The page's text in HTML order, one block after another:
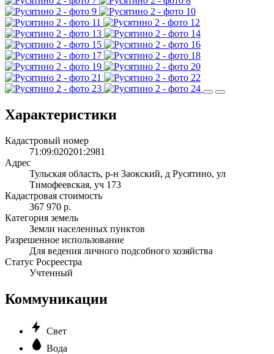
Характеристики
Кадастровый номер
71:09:020201:2981
Адрес
Тульская область, р-н Заокский, д Русятино, ул
Тимофеевская, уч 173
Кадастровая стоимость
367 970 р.
Категория земель
Земли населенных пунктов
Разрешенное использование
Для ведения личного подсобного хозяйства
Статус Росреестра
Учтенный
Коммуникации
Свет
Вода